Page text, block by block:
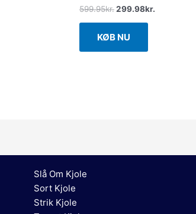
599.95kr.299.98kr.
KØB NU
Slå Om Kjole
Sort Kjole
Strik Kjole